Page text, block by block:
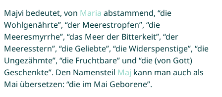
Majvi bedeutet, von Maria abstammend, “die
Wohlgenährte”, “der Meerestropfen”, “die
Meeresmyrrhe”, “das Meer der Bitterkeit”, “der
Meeresstern”, “die Geliebte”, “die Widerspenstige”, “die
Ungezähmte”, “die Fruchtbare” und “die (von Gott)
Geschenkte”. Den Namensteil Maj kann man auch als
Mai übersetzen: “die im Mai Geborene”.